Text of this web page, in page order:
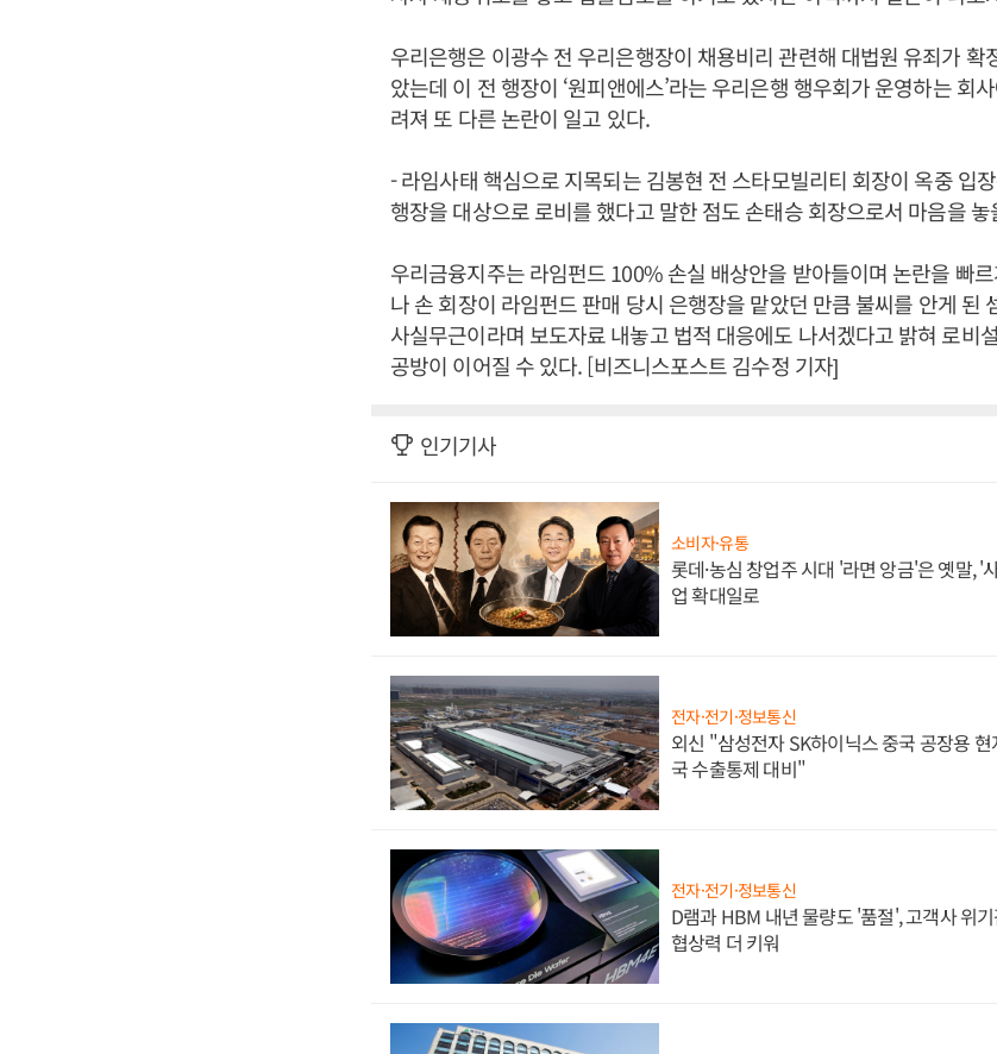
우리은행은 이광수 전 우리은행장이 채용비리 관련해 대법원 유죄가 확
았는데 이 전 행장이 ‘원피앤에스’라는 우리은행 행우회가 운영하는 회
려져 또 다른 논란이 일고 있다.
- 라임사태 핵심으로 지목되는 김봉현 전 스타모빌리티 회장이 옥중 입
행장을 대상으로 로비를 했다고 말한 점도 손태승 회장으로서 마음을
우리금융지주는 라임펀드 100% 손실 배상안을 받아들이며 논란을 빠
나 손 회장이 라임펀드 판매 당시 은행장을 맡았던 만큼 불씨를 안게 된
사실무근이라며 보도자료 내놓고 법적 대응에도 나서겠다고 밝혀 로비
공방이 이어질 수 있다. [비즈니스포스트 김수정 기자]
인기기사
소비자·유통
롯데·농심 창업주 시대 '라면 앙금'은 옛말, '
업 확대일로
전자·전기·정보통신
외신 "삼성전자 SK하이닉스 중국 공장용
국 수출통제 대비"
전자·전기·정보통신
D램과 HBM 내년 물량도 '품절', 고객사 위
협상력 더 키워